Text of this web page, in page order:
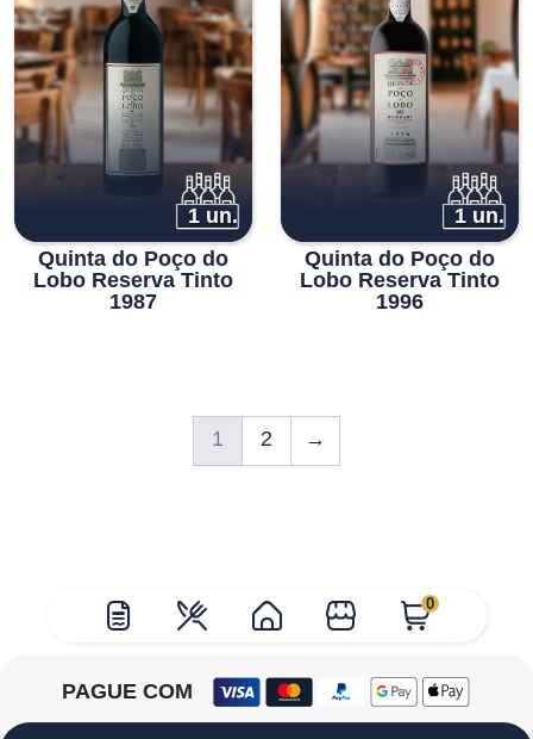
0
1 un.
Quinta do Poço do
Lobo Reserva Tinto
1987
1 un.
Quinta do Poço do
Lobo Reserva Tinto
1996
1 2 →
PAGUE COM